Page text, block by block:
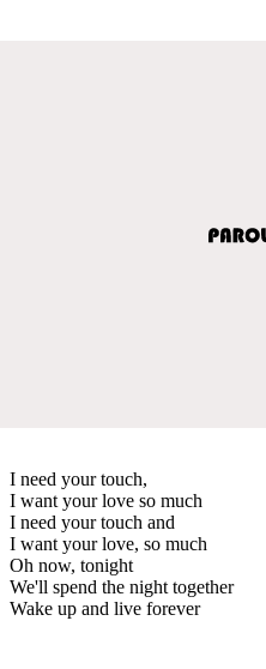
I need your touch,
I want your love so much
I need your touch and
I want your love, so much
Oh now, tonight
We'll spend the night together
Wake up and live forever